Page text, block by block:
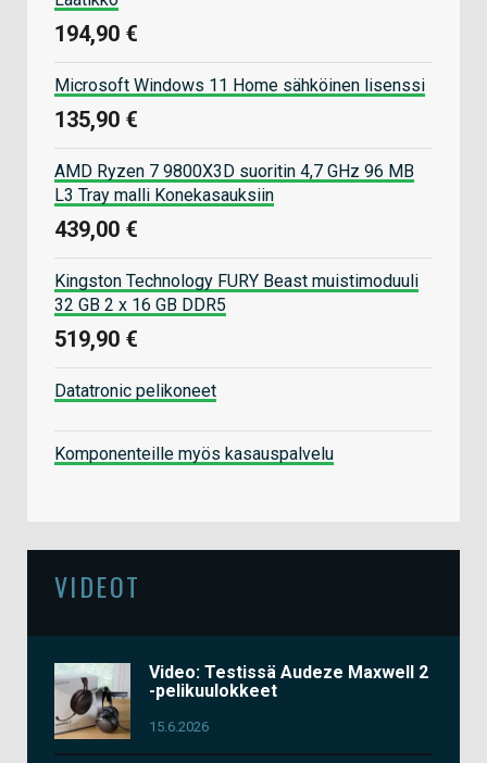
194,90 €
Microsoft Windows 11 Home sähköinen lisenssi
135,90 €
AMD Ryzen 7 9800X3D suoritin 4,7 GHz 96 MB
L3 Tray malli Konekasauksiin
439,00 €
Kingston Technology FURY Beast muistimoduuli
32 GB 2 x 16 GB DDR5
519,90 €
Datatronic pelikoneet
Komponenteille myös kasauspalvelu
VIDEOT
Video: Testissä Audeze Maxwell 2
-pelikuulokkeet
15.6.2026